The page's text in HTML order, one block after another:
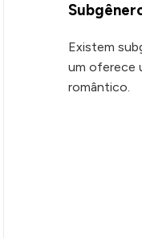
Existem
um oferece
romântico.